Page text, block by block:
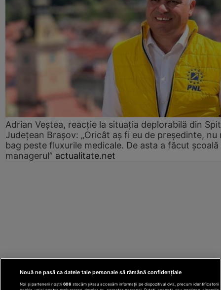
Adrian Veștea, reacție la situația deplorabilă din
Județean Brașov: „Oricât aș fi eu de președinte, nu
bag peste fluxurile medicale. De asta a făcut școală
managerul” actualitate.net
Nouă ne pasă ca datele tale personale să rămână confidențiale
Noi și partenerii noștri606 stocăm și/sau accesăm informații pe dispozitivul dvs., precum identificatorii